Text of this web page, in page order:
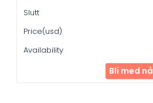
Bli med nå